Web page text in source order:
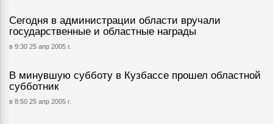
Сегодня в администрации области вручали
государственные и областные награды
в 9:30 25 апр 2005 г.
В минувшую субботу в Кузбассе прошел областной
субботник
в 8:50 25 апр 2005 г.